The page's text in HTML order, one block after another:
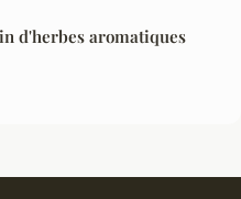
d'herbes aromatiques